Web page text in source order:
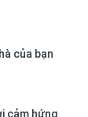
của bạn
cảm hứng